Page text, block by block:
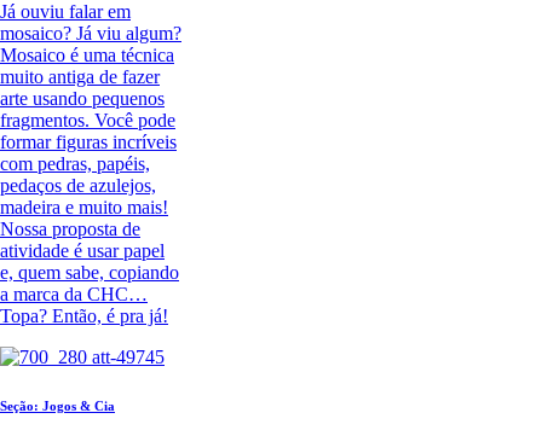
Já ouviu falar em
mosaico? Já viu algum?
Mosaico é uma técnica
muito antiga de fazer
arte usando pequenos
fragmentos. Você pode
formar figuras incríveis
com pedras, papéis,
pedaços de azulejos,
madeira e muito mais!
Nossa proposta de
atividade é usar papel
e, quem sabe, copiando
a marca da CHC…
Topa? Então, é pra já!
Seção: Jogos & Cia